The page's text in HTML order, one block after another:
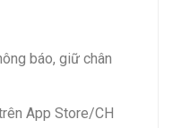
báo, giữ chân
App Store/CH